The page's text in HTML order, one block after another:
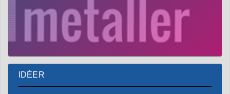
IDÉER